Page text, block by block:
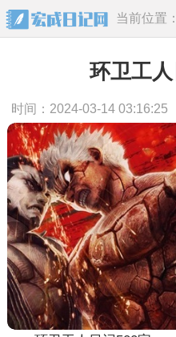
当前位置：
字
环卫工
时间：2024-03-14 03:16:25